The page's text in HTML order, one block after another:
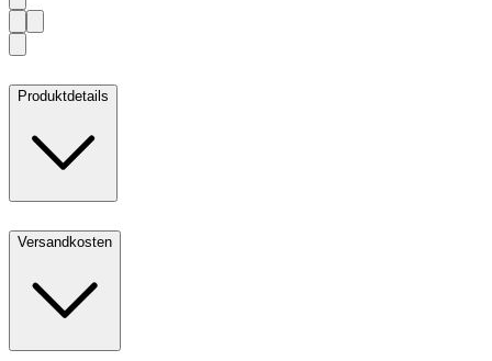
Produktdetails
Versandkosten